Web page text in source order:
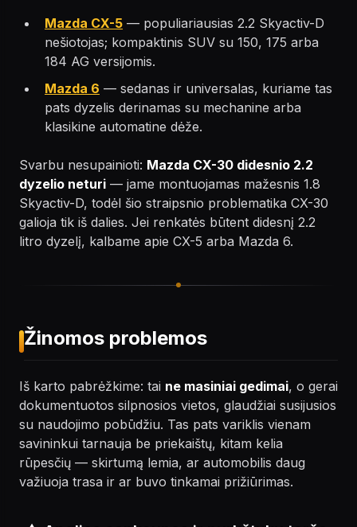
Mazda CX-5 — populiariausias 2.2 Skyactiv-D
nešiotojas; kompaktinis SUV su 150, 175 arba
184 AG versijomis.
Mazda 6 — sedanas ir universalas, kuriame tas
pats dyzelis derinamas su mechanine arba
klasikine automatine dėže.
Svarbu nesupainioti: Mazda CX-30 didesnio 2.2
dyzelio neturi — jame montuojamas mažesnis 1.8
Skyactiv-D, todėl šio straipsnio problematika CX-30
galioja tik iš dalies. Jei renkatės būtent didesnį 2.2
litro dyzelį, kalbame apie CX-5 arba Mazda 6.
Žinomos problemos
Iš karto pabrėžkime: tai ne masiniai gedimai, o gerai
dokumentuotos silpnosios vietos, glaudžiai susijusios
su naudojimo pobūdžiu. Tas pats variklis vienam
savininkui tarnauja be priekaištų, kitam kelia
rūpesčių — skirtumą lemia, ar automobilis daug
važiuoja trasa ir ar buvo tinkamai prižiūrimas.